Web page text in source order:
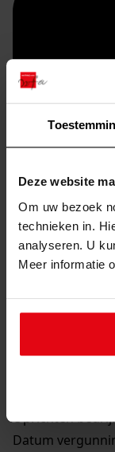
Deze website
Om uw bezoek
technieken in.
analyseren. U
Meer informatie
Printen
duurzaam
Oprichten
Datering
Oprichten
Datum